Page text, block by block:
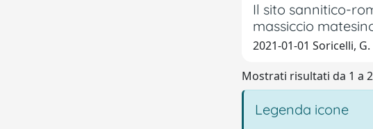
Il sito sannitico-
massiccio
2021-01-01 Soricelli, G.
Mostrati risultati da 1 a
Legenda icone